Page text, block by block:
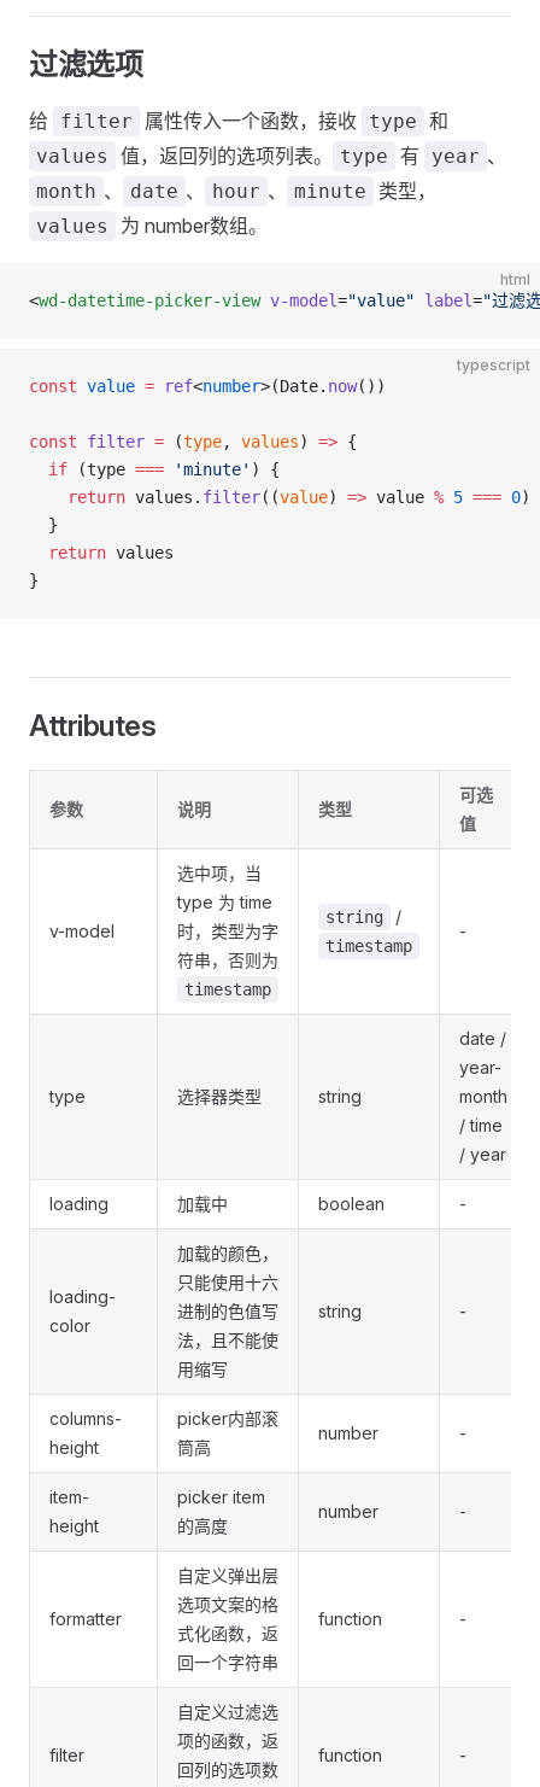
过滤选项
给 filter 属性传入一个函数，接收 type 和
values 值，返回列的选项列表。 type 有 year 、
month 、 date 、 hour 、 minute 类型，
values 为 number数组。
html
<wd-datetime-picker-view v-model="value" label="过滤
typescript
const value = ref<number>(Date. now())
const filter = (type, values) => {
  if
(type === 'minute' ) {
    return
values. filter((value) => value % 5 === 0)
  }
  return
values
}
Attributes
参数 说明 类型
可选
值
v-model
选中项，当
type 为 time
时，类型为字
符串，否则为
timestamp
string /
timestamp
-
type 选择器类型 string
date /
year-
month
/ time
/ year
loading 加载中 boolean -
loading-
color
加载的颜色，
只能使用十六
进制的色值写
法，且不能使
用缩写
string -
columns-
height
picker内部滚
筒高
number -
item-
height
picker item
的高度
number -
formatter
自定义弹出层
选项文案的格
式化函数，返
回一个字符串
function -
filter
自定义过滤选
项的函数，返
回列的选项数
function -